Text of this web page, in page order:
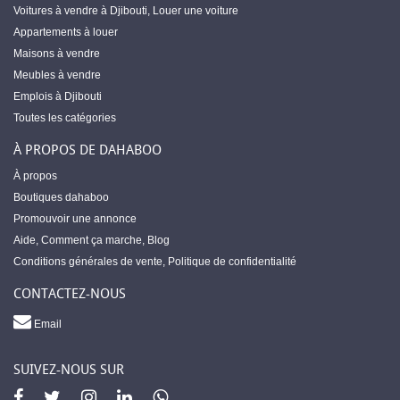
Voitures à vendre à Djibouti, Louer une voiture
Appartements à louer
Maisons à vendre
Meubles à vendre
Emplois à Djibouti
Toutes les catégories
À PROPOS DE DAHABOO
À propos
Boutiques dahaboo
Promouvoir une annonce
Aide, Comment ça marche, Blog
Conditions générales de vente, Politique de confidentialité
CONTACTEZ-NOUS
Email
SUIVEZ-NOUS SUR